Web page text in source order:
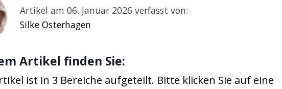
Artikel am 06. Januar 2026 verfasst von:
Silke Osterhagen
Artikel finden Sie:
ist in 3 Bereiche aufgeteilt. Bitte klicken Sie auf eine